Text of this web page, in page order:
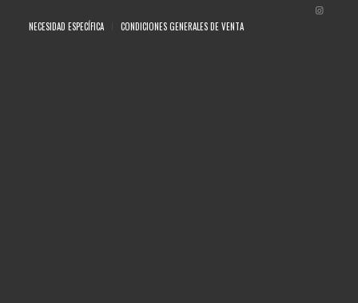
NECESIDAD ESPECÍFICA CONDICIONES GENERALES DE VENTA